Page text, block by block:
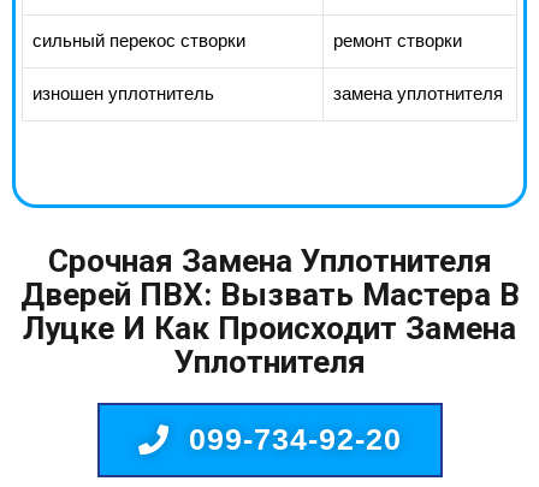
сильный перекос створки ремонт створки
изношен уплотнитель замена уплотнителя
Срочная Замена Уплотнителя
Дверей ПВХ: Вызвать Мастера В
Луцке И Как Происходит Замена
Уплотнителя
099-734-92-20